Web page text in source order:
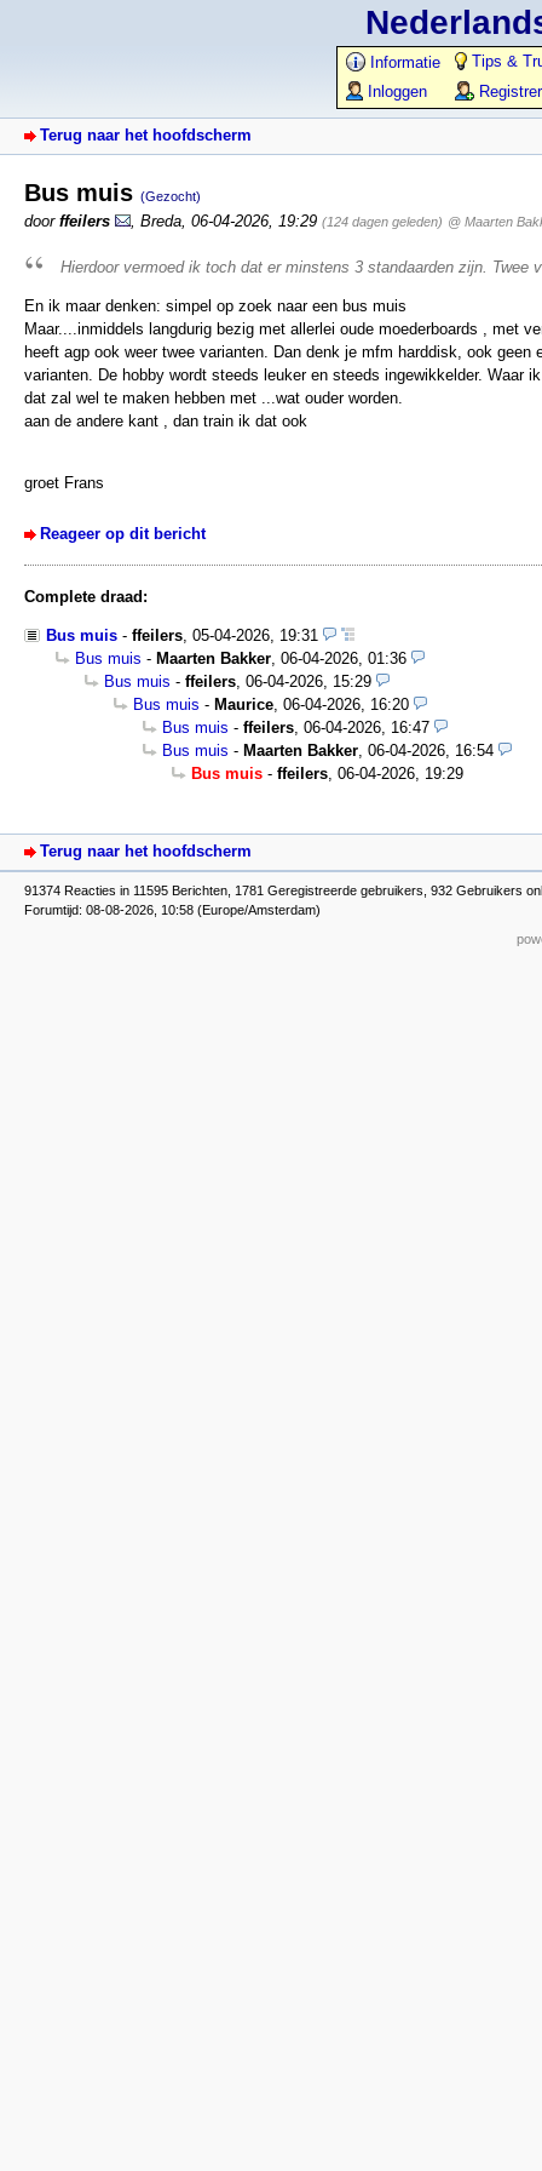
Informatie
Tips &
Inloggen
Terug naar het hoofdscherm
Bus muis (Gezocht)
door ffeilers Breda 06-04-2026, 19:29 (124 dagen geleden) @ Maarten
Hierdoor vermoed ik toch dat er minstens 3 standaarden zijn. Twee
En ik maar denken: simpel op zoek naar een bus muis
Maar....inmiddels langdurig bezig met allerlei oude moederboards , met
heeft agp ook weer twee varianten. Dan denk je mfm harddisk, ook
varianten. De hobby wordt steeds leuker en steeds ingewikkelder. Waar
dat zal wel te maken hebben met ...wat ouder worden.
aan de andere kant , dan train ik dat ook
groet Frans
Reageer op dit bericht
Complete draad:
Bus muis - ffeilers, 05-04-2026, 19:31
Bus muis - Maarten Bakker, 06-04-2026, 01:36
Bus muis - ffeilers, 06-04-2026, 15:29
Bus muis - Maurice, 06-04-2026, 16:20
Bus muis - ffeilers, 06-04-2026, 16:47
Bus muis - Maarten Bakker, 06-04-2026, 16:54
Bus muis - ffeilers, 06-04-2026, 19:29
Terug naar het hoofdscherm
91374 Reacties in 11595 Berichten, 1781 Geregistreerde gebruikers, 932 Gebruikers
Forumtijd: 08-08-2026, 10:58 (Europe/Amsterdam)